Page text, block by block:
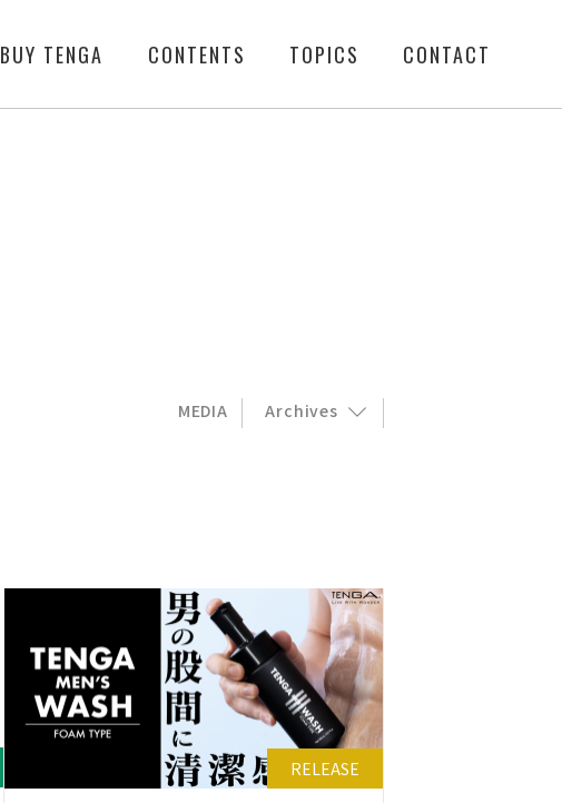
BUY TENGA CONTENTS TOPICS CONTACT
MEDIA Archives
RELEASE